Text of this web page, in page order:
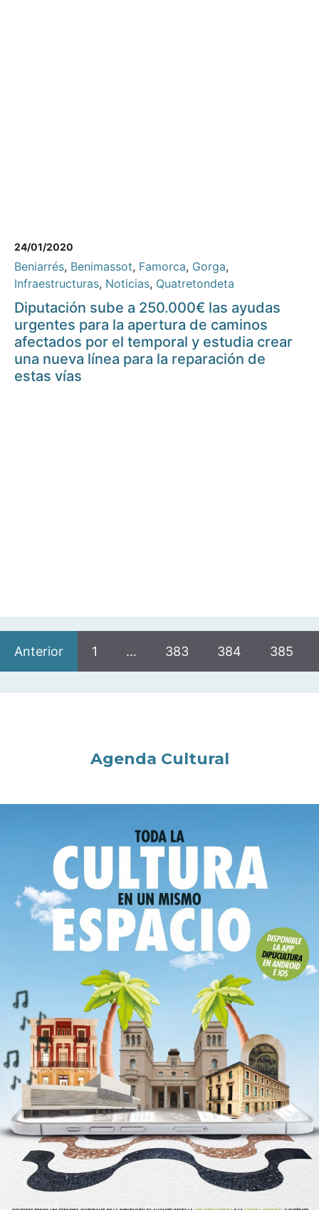
24/01/2020
Beniarrés, Benimassot, Famorca, Gorga,
Infraestructuras, Noticias, Quatretondeta
Diputación sube a 250.000€ las ayudas
urgentes para la apertura de caminos
afectados por el temporal y estudia crear
una nueva línea para la reparación de
estas vías
Anterior 1 … 383 384 385
Agenda Cultural